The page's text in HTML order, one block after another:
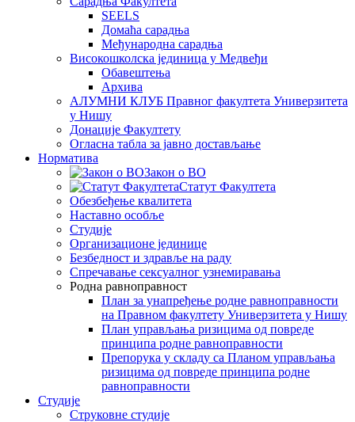
SEELS
Домаћа сарадња
Међународна сарадња
Високошколска јединица у Медвеђи
Обавештења
Архива
АЛУМНИ КЛУБ Правног факултета Универзитета
у Нишу
Донације Факултету
Огласна табла за јавно достављање
Норматива
Закон о ВО
Статут Факултета
Обезбеђење квалитета
Наставно особље
Студије
Организационе јединице
Безбедност и здравље на раду
Спречавање сексуалног узнемиравања
Родна равноправност
План за унапређење родне равноправности
на Правном факултету Универзитета у Нишу
План управљања ризицима од повреде
принципа родне равноправности
Препорука у складу са Планом управљања
ризицима од повреде принципа родне
равноправности
Студије
Струковне студије